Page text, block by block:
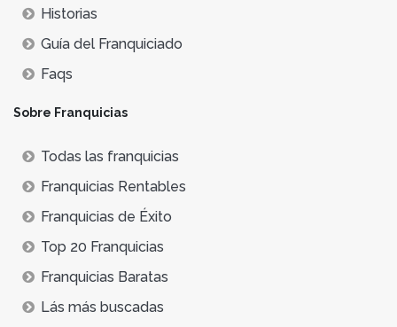
Historias
Guía del Franquiciado
Faqs
Sobre Franquicias
Todas las franquicias
Franquicias Rentables
Franquicias de Éxito
Top 20 Franquicias
Franquicias Baratas
Lás más buscadas